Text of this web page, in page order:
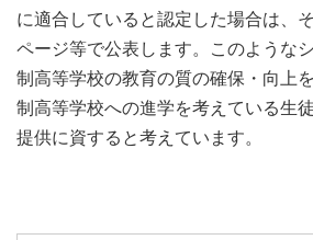
に適合していると認定した場合は、
ページ等で公表します。このような
制高等学校の教育の質の確保・向上
制高等学校への進学を考えている生
提供に資すると考えています。